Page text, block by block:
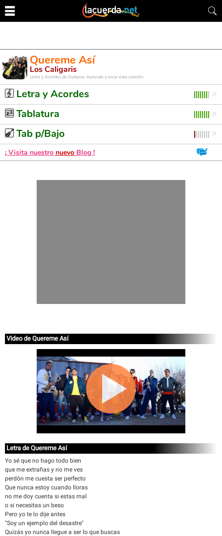
Quereme Así
Los Caligaris
Letra y Acordes de Guitarra. Aprende a tocar esta canción
Letra y Acordes
Tablatura
Tab p/Bajo
¡ Visita nuestro nuevo Blog !
Video de Quereme Así
Letra de Quereme Así
Yo sé que no hago todo bien
que me extrañas y no me ves
perdón me cuesta ser perfecto
Que nunca estoy cuando lloras
no me doy cuenta si estas mal
o si necesitas un beso
Pero yo te lo dije antes
"Soy un ejemplo del desastre"
Quizás yo nunca llegue a ser lo que buscas